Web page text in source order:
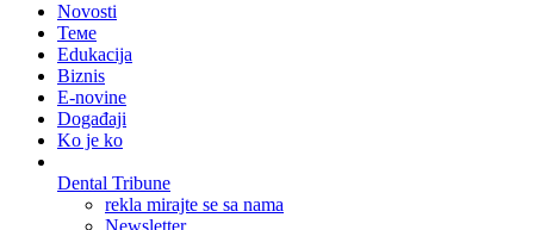
Novosti
Теме
Edukacija
Biznis
E-novine
Događaji
Ko je ko
Dental Tribune
rekla mirajte se sa nama